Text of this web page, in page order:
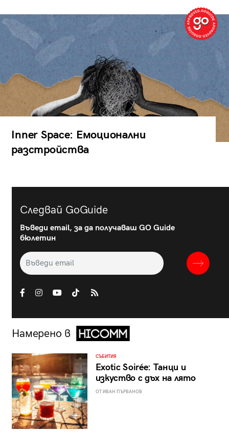
Inner Space: Емоционални
разстройства
Следвай GoGuide
Въведи email, за да получаваш GO Guide
бюлетин
Намерено в
СЪБИТИЯ
Exotic Soirée: Танци и
изкуство с дъх на лято
ОТ ИВАН ПЪРВАНОВ